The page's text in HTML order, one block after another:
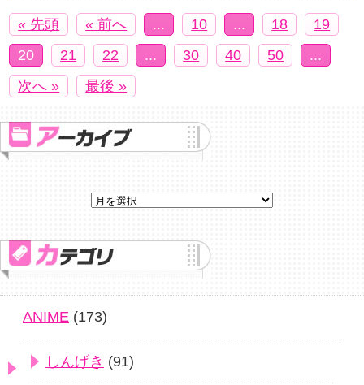
« 先頭 « 前へ ... 10 ... 18
19
20
21 22 ... 30 40 50
...
次へ »
最後 »
ANIME (173)
しんげき (91)